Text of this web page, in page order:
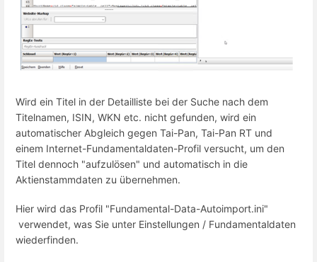
Wird ein Titel in der Detailliste bei der Suche nach dem
Titelnamen, ISIN, WKN etc. nicht gefunden, wird ein
automatischer Abgleich gegen Tai-Pan, Tai-Pan RT und
einem Internet-Fundamentaldaten-Profil versucht, um den
Titel dennoch "aufzulösen" und automatisch in die
Aktienstammdaten zu übernehmen.
Hier wird das Profil "Fundamental-Data-Autoimport.ini"
verwendet, was Sie unter Einstellungen / Fundamentaldaten
wiederfinden.